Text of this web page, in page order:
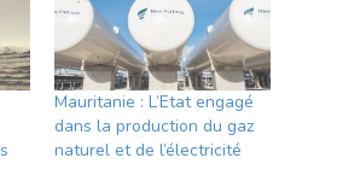
Mauritanie : L’Etat engagé
dans la production du gaz
naturel et de l’électricité